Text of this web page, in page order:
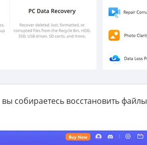
собираетесь восстановить